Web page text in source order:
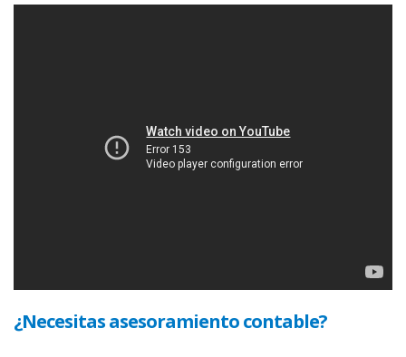
¿Necesitas asesoramiento contable?